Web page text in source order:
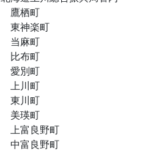
鷹栖町
東神楽町
当麻町
比布町
愛別町
上川町
東川町
美瑛町
上富良野町
中富良野町